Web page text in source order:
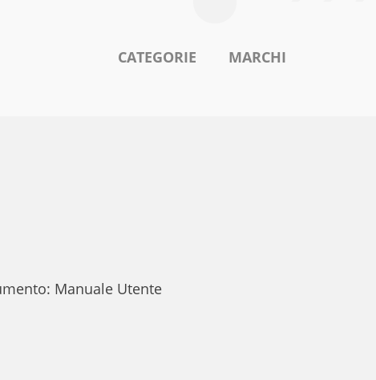
CATEGORIE MARCHI
Manuale Utente